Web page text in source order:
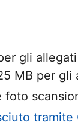
gli
MB per gli
tramite